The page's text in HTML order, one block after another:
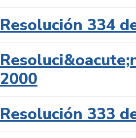
Resolución 334
2000
Resolución 333